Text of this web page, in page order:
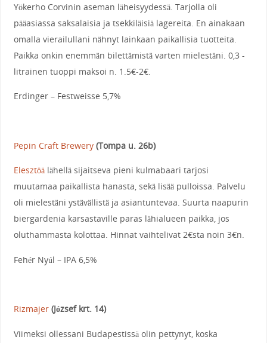
Yökerho Corvinin aseman läheisyydessä. Tarjolla oli
pääasiassa saksalaisia ja tsekkiläisiä lagereita. En ainakaan
omalla vierailullani nähnyt lainkaan paikallisia tuotteita.
Paikka onkin enemmän bilettämistä varten mielestäni. 0,3 -
litrainen tuoppi maksoi n. 1.5€-2€.
Erdinger – Festweisse 5,7%
Pepin Craft Brewery (Tompa u. 26b)
Elesztöälähellä sijaitseva pieni kulmabaari tarjosi
muutamaa paikallista hanasta, sekä lisää pulloissa. Palvelu
oli mielestäni ystävällistä ja asiantuntevaa. Suurta naapurin
biergardenia karsastaville paras lähialueen paikka, jos
oluthammasta kolottaa. Hinnat vaihtelivat 2€sta noin 3€n.
Fehér Nyúl – IPA 6,5%
Rizmajer (József krt. 14)
Viimeksi ollessani Budapestissä olin pettynyt, koska